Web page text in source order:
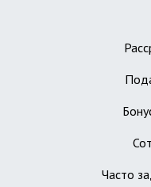
Часто